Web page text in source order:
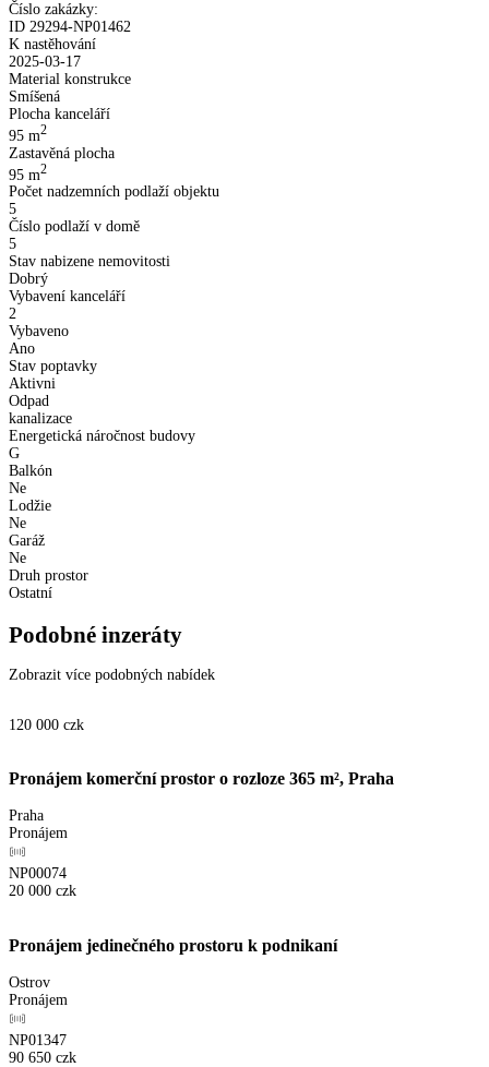
Číslo zakázky:
ID 29294-NP01462
K nastěhování
2025-03-17
Material konstrukce
Smíšená
Plocha kanceláří
95 m2
Zastavěná plocha
95 m2
Počet nadzemních podlaží objektu
5
Číslo podlaží v domě
5
Stav nabizene nemovitosti
Dobrý
Vybavení kanceláří
2
Vybaveno
Ano
Stav poptavky
Aktivni
Odpad
kanalizace
Energetická náročnost budovy
G
Balkón
Ne
Lodžie
Ne
Garáž
Ne
Druh prostor
Ostatní
Podobné inzeráty
Zobrazit více podobných nabídek
120 000 czk
Pronájem komerční prostor o rozloze 365 m², Praha
Praha
Pronájem
NP00074
20 000 czk
Pronájem jedinečného prostoru k podnikaní
Ostrov
Pronájem
NP01347
90 650 czk